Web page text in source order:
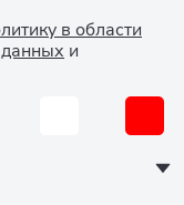
в области
и